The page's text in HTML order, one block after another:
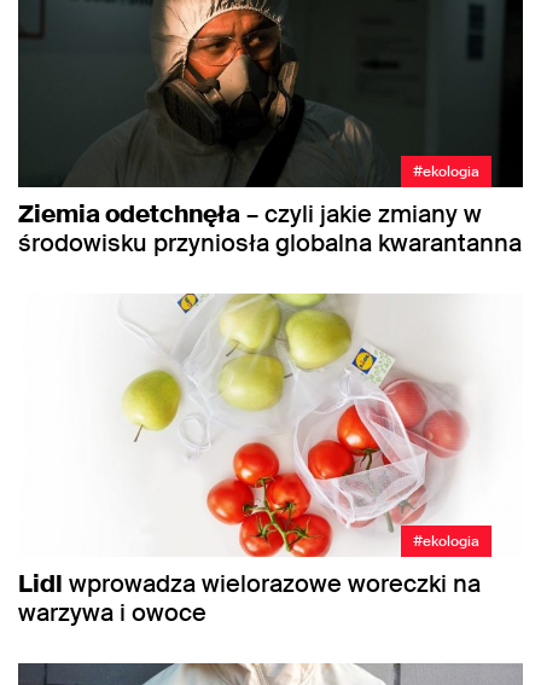
#ekologia
Ziemia odetchnęła– czyli jakie zmiany w
środowisku przyniosła globalna kwarantanna
#ekologia
Lidl wprowadza wielorazowe woreczki na
warzywa i owoce